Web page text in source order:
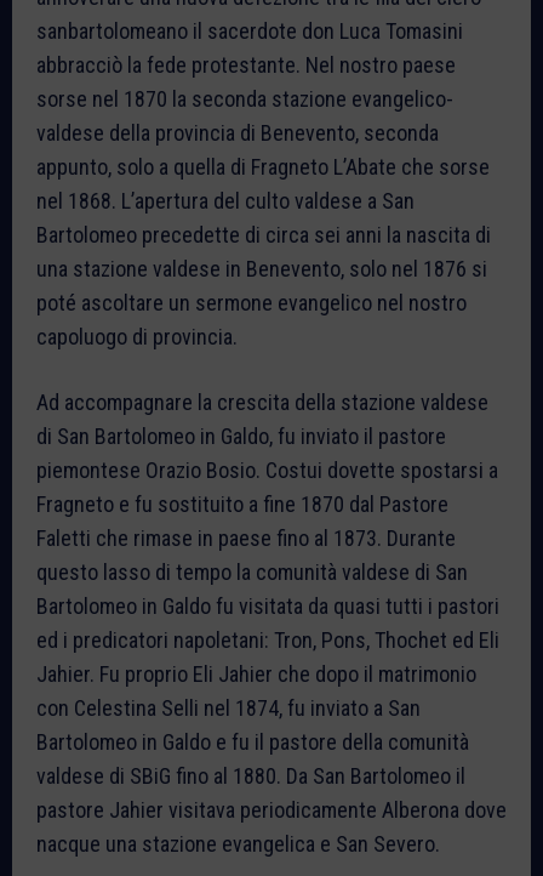
sanbartolomeano il sacerdote don Luca Tomasini
abbracciò la fede protestante. Nel nostro paese
sorse nel 1870 la seconda stazione evangelico-
valdese della provincia di Benevento, seconda
appunto, solo a quella di Fragneto L’Abate che sorse
nel 1868. L’apertura del culto valdese a San
Bartolomeo precedette di circa sei anni la nascita di
una stazione valdese in Benevento, solo nel 1876 si
poté ascoltare un sermone evangelico nel nostro
capoluogo di provincia.
Ad accompagnare la crescita della stazione valdese
di San Bartolomeo in Galdo, fu inviato il pastore
piemontese Orazio Bosio. Costui dovette spostarsi a
Fragneto e fu sostituito a fine 1870 dal Pastore
Faletti che rimase in paese fino al 1873. Durante
questo lasso di tempo la comunità valdese di San
Bartolomeo in Galdo fu visitata da quasi tutti i pastori
ed i predicatori napoletani: Tron, Pons, Thochet ed Eli
Jahier. Fu proprio Eli Jahier che dopo il matrimonio
con Celestina Selli nel 1874, fu inviato a San
Bartolomeo in Galdo e fu il pastore della comunità
valdese di SBiG fino al 1880. Da San Bartolomeo il
pastore Jahier visitava periodicamente Alberona dove
nacque una stazione evangelica e San Severo.